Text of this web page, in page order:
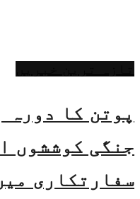
پوتن کا دورہ
جنگی کوششوں
سفارتکاری